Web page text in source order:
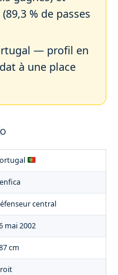
% de passes
— profil en
à une place
central
mai 2002
cm